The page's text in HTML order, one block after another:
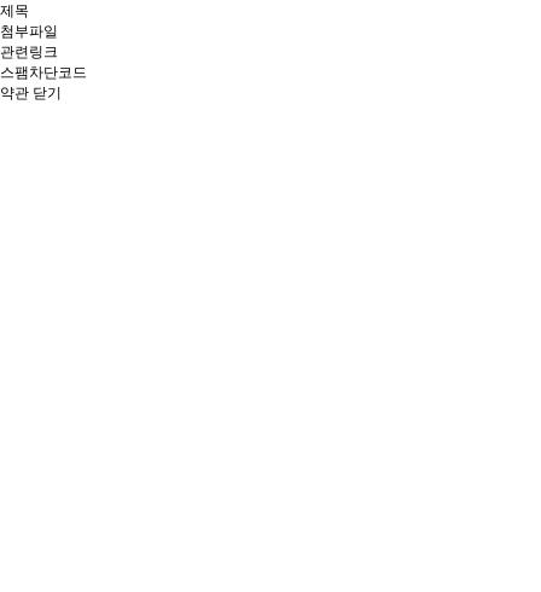
제목
첨부파일
관련링크
스팸차단코드
약관 닫기